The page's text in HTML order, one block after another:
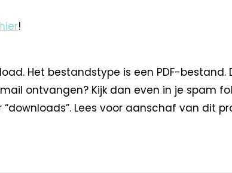
hier!
Het bestandstype is een PDF-
ontvangen? Kijk dan even in je spam
Lees voor aanschaf van dit